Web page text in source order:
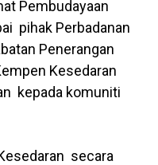
Pembudayaan
pihak Perbadanan
Penerangan
Kesedaran
kepada komuniti
secara